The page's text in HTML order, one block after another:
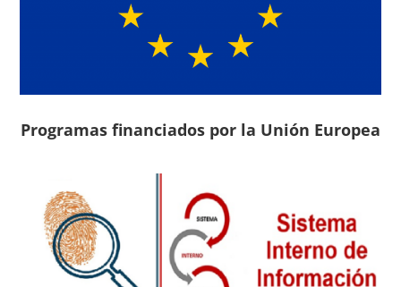
Programas financiados por la Unión Europea